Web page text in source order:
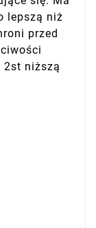
lepszą niż
przed
2st niższą